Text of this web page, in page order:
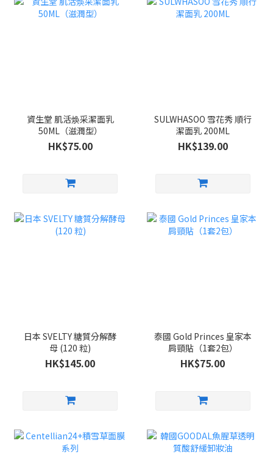
資生堂 肌活焕采潔面乳
50ML（滋潤型）
HK$75.00
SULWHASOO 雪花秀 順行
潔面乳 200ML
HK$139.00
日本 SVELTY 糖質分解酵
母 (120 粒)
HK$145.00
泰國 Gold Princes 皇家本
肩頸貼（1套2包）
HK$75.00